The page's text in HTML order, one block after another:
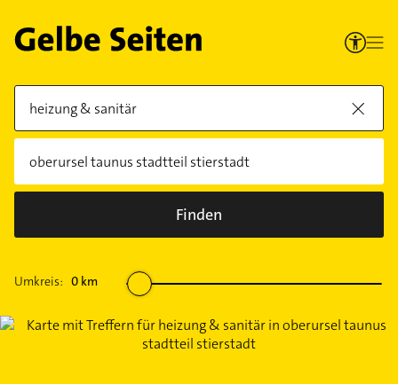
Finden
Umkreis: 0 km